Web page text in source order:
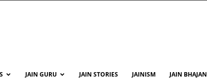
JAIN GURU JAIN STORIES JAINISM JAIN BHAJAN